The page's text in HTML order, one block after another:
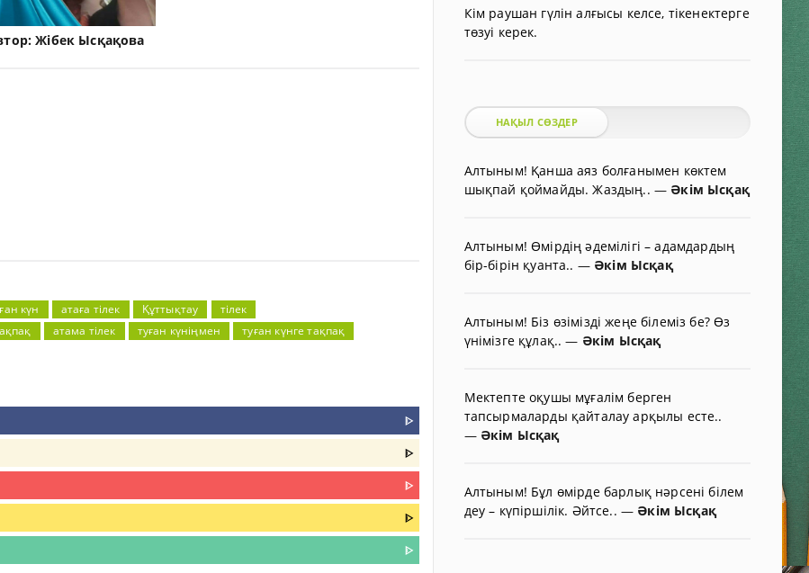
Жібек Ысқақова
күн атаға тілек Құттықтау
тілек
атама тілек туған күніңмен туған күнге тақпақ
ᐈ
ᐈ
ᐈ
ᐈ
ᐈ
Кім раушан гүлін алғысы келсе, тікенектерге
төзуі керек.
НАҚЫЛ СӨЗДЕР
Алтыным! Қанша аяз болғанымен көктем
шықпай қоймайды. Жаздың.. — Әкім Ысқақ
Алтыным! Өмірдің әдемілігі – адамдардың
бір-бірін қуанта.. — Әкім Ысқақ
Алтыным! Біз өзімізді жеңе білеміз бе? Өз
үнімізге құлақ..— Әкім Ысқақ
Мектепте оқушы мұғалім берген
тапсырмаларды қайталау арқылы есте..
— Әкім Ысқақ
Алтыным! Бұл өмірде барлық нәрсені білем
деу – күпіршілік. Әйтсе.. — Әкім Ысқақ